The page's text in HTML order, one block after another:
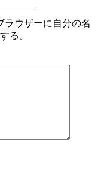
ラウザーに自分の名
る。